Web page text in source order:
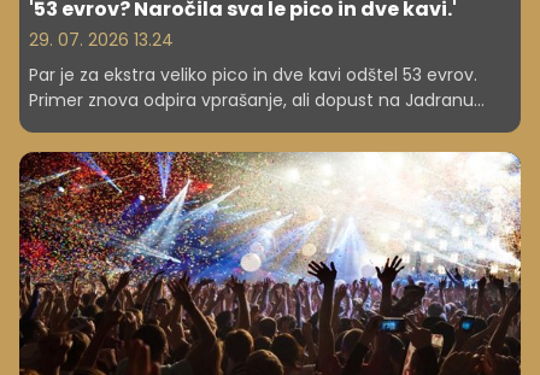
'53 evrov? Naročila sva le pico in dve kavi.'
29. 07. 2026 13.24
Par je za ekstra veliko pico in dve kavi odštel 53 evrov.
Primer znova odpira vprašanje, ali dopust na Jadranu
postaja luksuz za vse več družin in posameznikov.